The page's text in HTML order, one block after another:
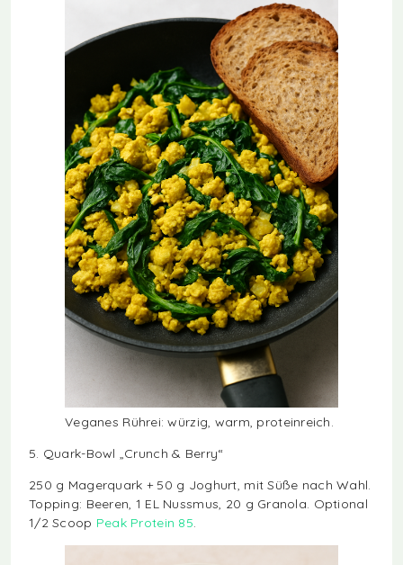
Veganes Rührei: würzig, warm, proteinreich.
5. Quark-Bowl „Crunch & Berry“
250 g Magerquark + 50 g Joghurt, mit Süße nach Wahl.
Topping: Beeren, 1 EL Nussmus, 20 g Granola. Optional
1/2 Scoop Peak Protein 85.